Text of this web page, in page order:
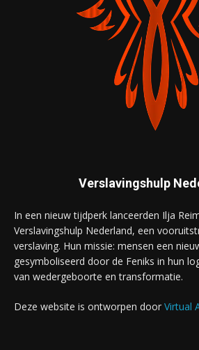
Verslavingshulp
In een nieuw tijdperk lanceerden Ilja
Verslavingshulp Nederland, een
verslaving. Hun missie: mensen een
gesymboliseerd door de Feniks in hun
van wedergeboorte en transformatie.
Deze website is ontworpen door Virtual